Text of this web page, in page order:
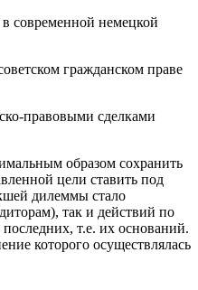
современной немецкой
гражданском праве
правовыми сделками
образом сохранить
цели ставить под
дилеммы стало
так и действий по
т.е. их оснований.
которого осуществлялась